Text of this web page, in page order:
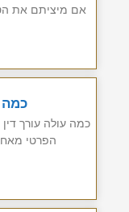
אם מיציתם את
כמה
כמה עולה עורך
הפרטי